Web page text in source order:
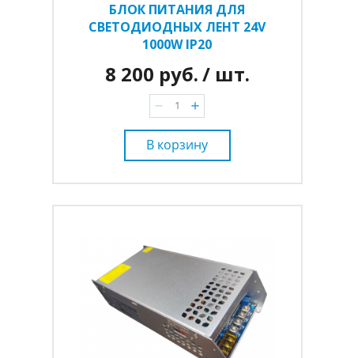
БЛОК ПИТАНИЯ ДЛЯ
СВЕТОДИОДНЫХ ЛЕНТ 24V
1000W IP20
8 200 руб./ шт.
В корзину